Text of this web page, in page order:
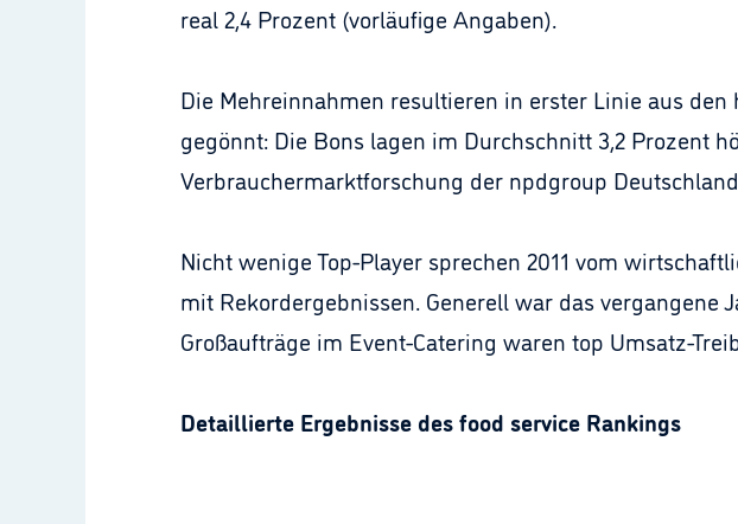
real 2,4 Prozent (vorläufige Angaben).
Die Mehreinnahmen resultieren in erster Linie aus
gegönnt: Die Bons lagen im Durchschnitt 3,2 Prozent
Verbrauchermarktforschung der npdgroup
Nicht wenige Top-Player sprechen 2011 vom
mit Rekordergebnissen. Generell war das
Großaufträge im Event-Catering waren top Umsatz-
Detaillierte Ergebnisse des food service Rankings